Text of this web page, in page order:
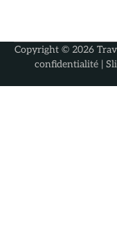
Copyright © 2026
confidentialité |